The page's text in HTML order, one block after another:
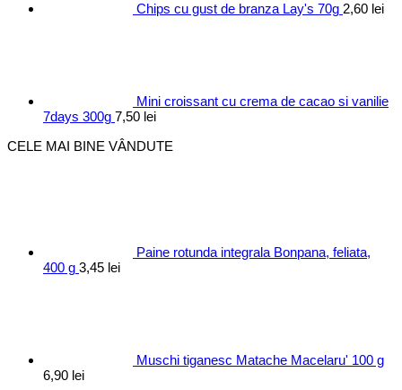
Chips cu gust de branza Lay's 70g 2,60 lei
Mini croissant cu crema de cacao si vanilie
7days 300g 7,50 lei
CELE MAI BINE VÂNDUTE
Paine rotunda integrala Bonpana, feliata,
400 g 3,45 lei
Muschi tiganesc Matache Macelaru' 100 g
6,90 lei